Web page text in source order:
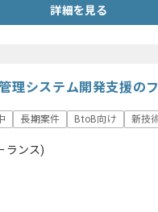
詳細を見る
理システム開発支援の
長期案件 BtoB向け 新技
ランス)